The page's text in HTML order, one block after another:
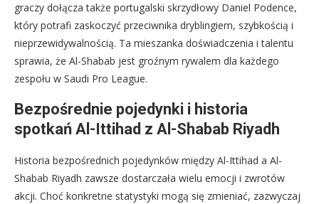
graczy dołącza także portugalski skrzydłowy Daniel Podence,
który potrafi zaskoczyć przeciwnika dryblingiem, szybkością i
nieprzewidywalnością. Ta mieszanka doświadczenia i talentu
sprawia, że Al-Shabab jest groźnym rywalem dla każdego
zespołu w Saudi Pro League.
Bezpośrednie pojedynki i historia
spotkań Al-Ittihad z Al-Shabab Riyadh
Historia bezpośrednich pojedynków między Al-Ittihad a Al-
Shabab Riyadh zawsze dostarczała wielu emocji i zwrotów
akcji. Choć konkretne statystyki mogą się zmieniać, zazwyczaj